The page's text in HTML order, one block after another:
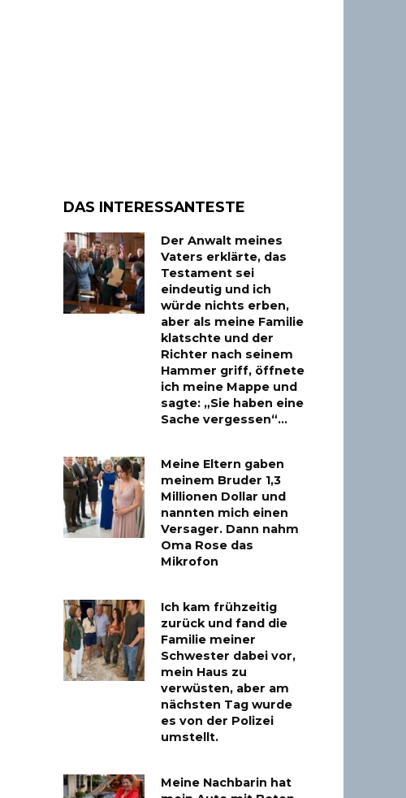
DAS INTERESSANTESTE
Der Anwalt meines
Vaters erklärte, das
Testament sei
eindeutig und ich
würde nichts erben,
aber als meine Familie
klatschte und der
Richter nach seinem
Hammer griff, öffnete
ich meine Mappe und
sagte: „Sie haben eine
Sache vergessen“…
Meine Eltern gaben
meinem Bruder 1,3
Millionen Dollar und
nannten mich einen
Versager. Dann nahm
Oma Rose das
Mikrofon
Ich kam frühzeitig
zurück und fand die
Familie meiner
Schwester dabei vor,
mein Haus zu
verwüsten, aber am
nächsten Tag wurde
es von der Polizei
umstellt.
Meine Nachbarin hat